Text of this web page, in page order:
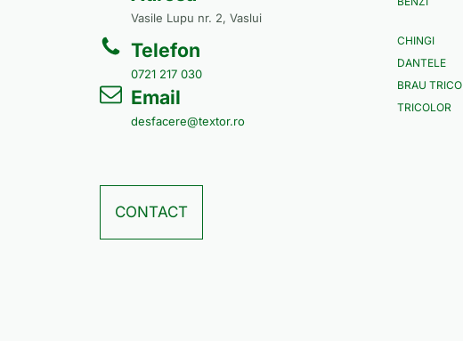
Vasile Lupu nr. 2, Vaslui
Telefon
0721 217 030
Email
desfacere@textor.ro
CONTACT
CHINGI
DANTELE
BRAU
TRICOLOR